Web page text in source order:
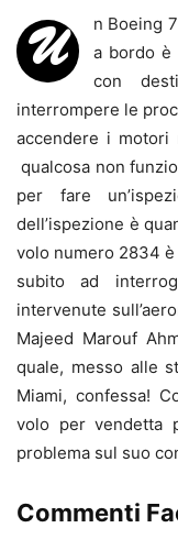
U
n Boeing
a bordo è
con
interrompere le
accendere i motori
qualcosa non
per fare
dell’ispezione è
volo numero 2834
subito ad
intervenute
Majeed Marouf
quale, messo alle
Miami, confessa!
volo per vendetta
problema sul suo
Commenti